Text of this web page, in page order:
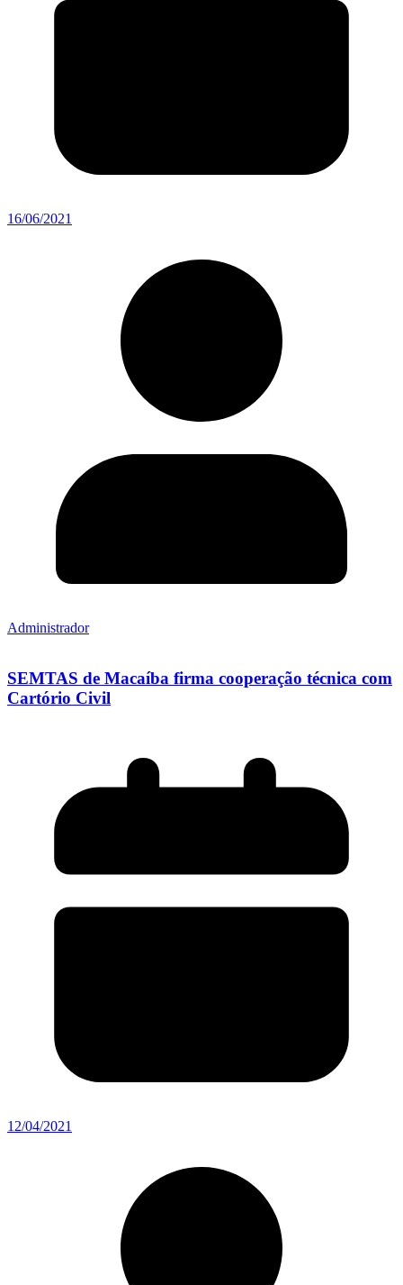
16/06/2021
Administrador
SEMTAS de Macaíba firma cooperação técnica com
Cartório Civil
12/04/2021